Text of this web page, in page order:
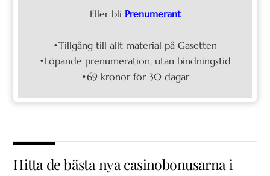
Eller bli Prenumerant
•Tillgång till allt material på Gasetten
•Löpande prenumeration, utan bindningstid
•69 kronor för 30 dagar
Hitta de bästa nya casinobonusarna i